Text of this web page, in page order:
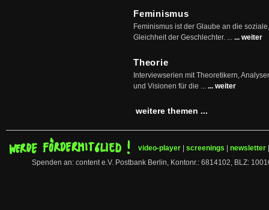
Feminismus
Feminismus ist der Glaube an die
Gleichheit der Geschlechter. ... ... weiter
Theorie
Interviewserien mit Theoretikern,
und Visionen für die ... ... weiter
weitere themen ...
video-player screenings newsletter
Spenden an: content e.V. Postbank Berlin, Kontonr.: 6814102, BLZ: